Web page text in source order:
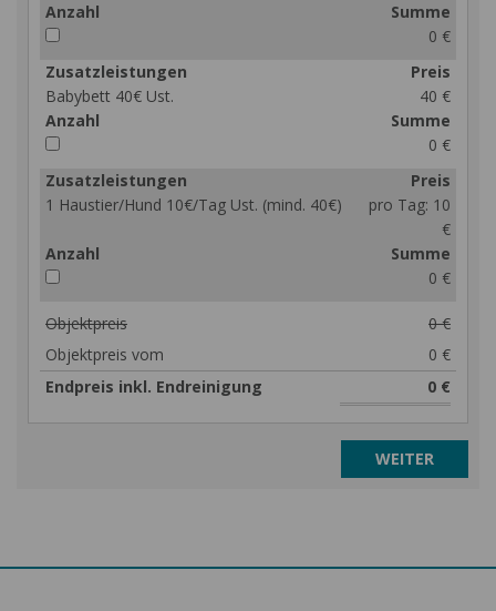
Anzahl
Summe
0 €
Zusatzleistungen
Babybett 40€ Ust.
Preis
40 €
Anzahl
Summe
0 €
Zusatzleistungen
1 Haustier/Hund 10€/Tag Ust. (mind. 40€)
Preis
pro Tag: 10
€
Anzahl
Summe
0 €
Objektpreis
0 €
Objektpreis vom
0 €
Endpreis inkl. Endreinigung
0 €